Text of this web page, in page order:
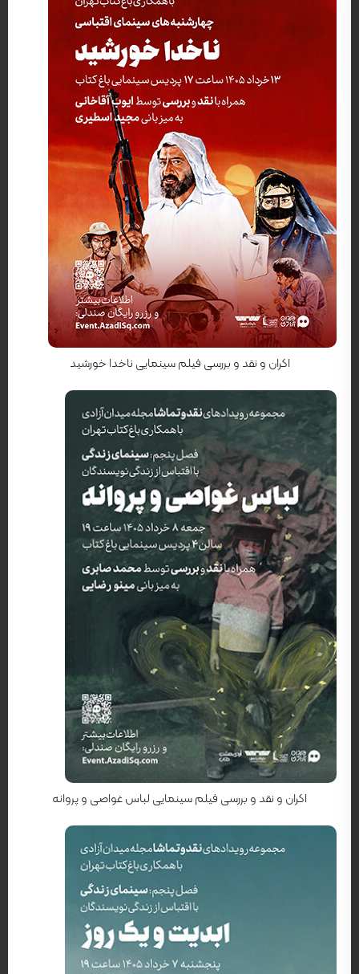
کارگردان: ناصر تقوایی
اکران و نقد و بررسی فیلم سینمایی ناخدا خورشید
کارگردان: جولیان اشنابل
اکران و نقد و بررسی فیلم سینمایی لباس غواصی و پروانه